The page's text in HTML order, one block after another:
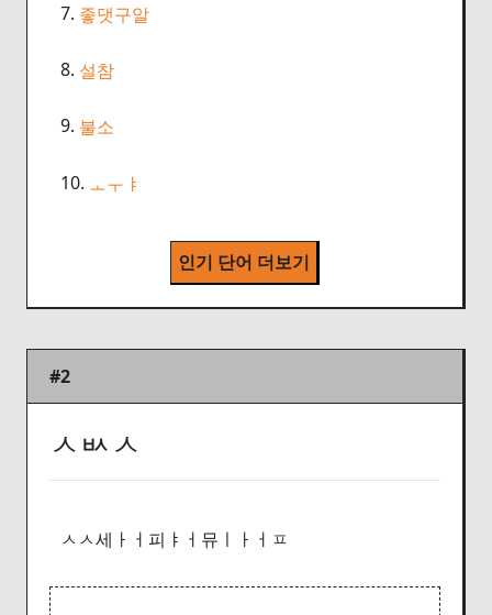
7. 좋댓구알
8. 설참
9. 불소
10. ㅗㅜㅑ
인기 단어 더보기
#2
ㅅㅄㅅ
ㅅㅅ세ㅏㅓ피ㅑㅓ뮤ㅣㅏㅓㅍ